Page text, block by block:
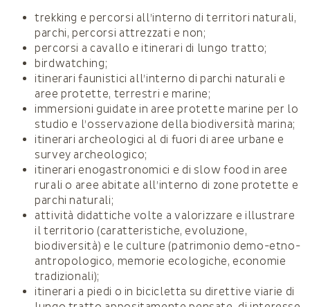
trekking e percorsi all’interno di territori naturali,
parchi, percorsi attrezzati e non;
percorsi a cavallo e itinerari di lungo tratto;
birdwatching;
itinerari faunistici all’interno di parchi naturali e
aree protette, terrestri e marine;
immersioni guidate in aree protette marine per lo
studio e l’osservazione della biodiversità marina;
itinerari archeologici al di fuori di aree urbane e
survey archeologico;
itinerari enogastronomici e di slow food in aree
rurali o aree abitate all’interno di zone protette e
parchi naturali;
attività didattiche volte a valorizzare e illustrare
il territorio (caratteristiche, evoluzione,
biodiversità) e le culture (patrimonio demo-etno-
antropologico, memorie ecologiche, economie
tradizionali);
itinerari a piedi o in bicicletta su direttive viarie di